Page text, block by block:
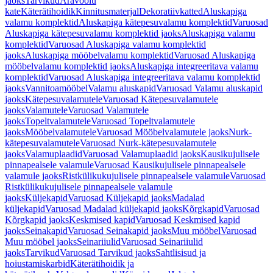
kateKäterätihoidikKinnitusmaterjalDekoratiivkattedAluskapiga
valamu komplektidAluskapiga kätepesuvalamu komplektidVaruosad
Aluskapiga kätepesuvalamu komplektid jaoksAluskapiga valamu
komplektidVaruosad Aluskapiga valamu komplektid
jaoksAluskapiga mööbelvalamu komplektidVaruosad Aluskapiga
mööbelvalamu komplektid jaoksAluskapiga integreeritava valamu
komplektidVaruosad Aluskapiga integreeritava valamu komplektid
jaoksVannitoamööbelValamu aluskapidVaruosad Valamu aluskapid
jaoksKätepesuvalamuteleVaruosad Kätepesuvalamutele
jaoksValamuteleVaruosad Valamutele
jaoksTopeltvalamuteleVaruosad Topeltvalamutele
jaoksMööbelvalamuteleVaruosad Mööbelvalamutele jaoksNurk-
kätepesuvalamuteleVaruosad Nurk-kätepesuvalamutele
jaoksValamuplaadidVaruosad Valamuplaadid jaoksKausikujulisele
pinnapealsele valamuleVaruosad Kausikujulisele pinnapealsele
valamule jaoksRistkülikukujulisele pinnapealsele valamuleVaruosad
Ristkülikukujulisele pinnapealsele valamule
jaoksKüljekapidVaruosad Küljekapid jaoksMadalad
küljekapidVaruosad Madalad küljekapid jaoksKõrgkapidVaruosad
Kõrgkapid jaoksKeskmised kapidVaruosad Keskmised kapid
jaoksSeinakapidVaruosad Seinakapid jaoksMuu mööbelVaruosad
Muu mööbel jaoksSeinariiulidVaruosad Seinariiulid
jaoksTarvikudVaruosad Tarvikud jaoksSahtlisisud ja
hoiustamiskarbidKäterätihoidik ja